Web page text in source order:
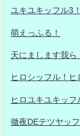
ユキユキッフル3！
萌えっふる！
天にまします我ら
ヒロシッフル！ヒ
ヒロユキユキッフ
徹夜DEテツヤッ